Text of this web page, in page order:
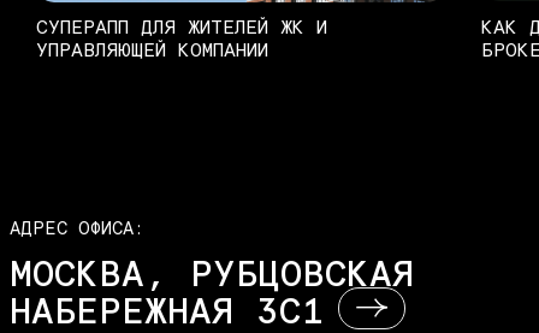
СУПЕРАПП ДЛЯ ЖИТЕЛЕЙ ЖК И
УПРАВЛЯЮЩЕЙ КОМПАНИИ
КАК
АДРЕС ОФИСА:
МОСКВА, РУБЦОВСКАЯ
НАБЕРЕЖНАЯ 3С1